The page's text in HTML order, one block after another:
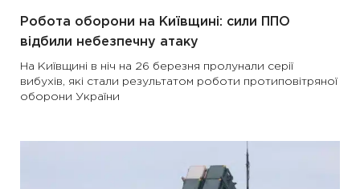
Робота оборони на Київщині: сили ППО
відбили небезпечну атаку
На Київщині в ніч на 26 березня пролунали серії
вибухів, які стали результатом роботи протиповітряної
оборони України